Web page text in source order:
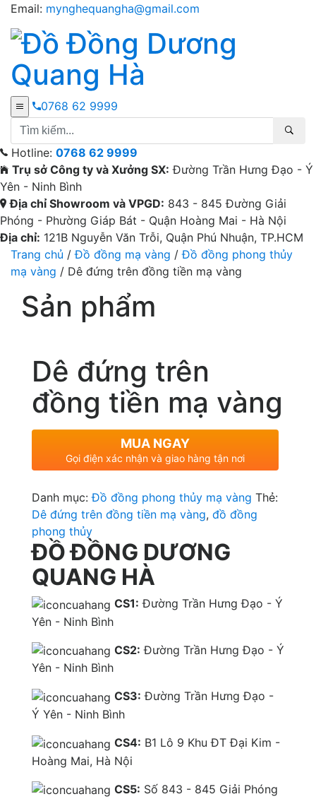
Email: mynghequangha@gmail.com
0768 62 9999
Hotline: 0768 62 9999
Trụ sở Công ty và Xưởng SX: Đường Trần Hưng Đạo - Ý
Yên - Ninh Bình
Địa chỉ Showroom và VPGD: 843 - 845 Đường Giải
Phóng - Phường Giáp Bát - Quận Hoàng Mai - Hà Nội
Địa chỉ: 121B Nguyễn Văn Trỗi, Quận Phú Nhuận, TP.HCM
Trang chủ /Đồ đồng mạ vàng /Đồ đồng phong thủy
mạ vàng / Dê đứng trên đồng tiền mạ vàng
Sản phẩm
Dê đứng trên
đồng tiền mạ vàng
MUA NGAY
Gọi điện xác nhận và giao hàng tận nơi
Danh mục:Đồ đồng phong thủy mạ vàng Thẻ:
Dê đứng trên đồng tiền mạ vàng, đồ đồng
phong thủy
ĐỒ ĐỒNG DƯƠNG
QUANG HÀ
CS1: Đường Trần Hưng Đạo - Ý
Yên - Ninh Bình
CS2: Đường Trần Hưng Đạo - Ý
Yên - Ninh Bình
CS3: Đường Trần Hưng Đạo -
Ý Yên - Ninh Bình
CS4: B1 Lô 9 Khu ĐT Đại Kim -
Hoàng Mai, Hà Nội
CS5: Số 843 - 845 Giải Phóng